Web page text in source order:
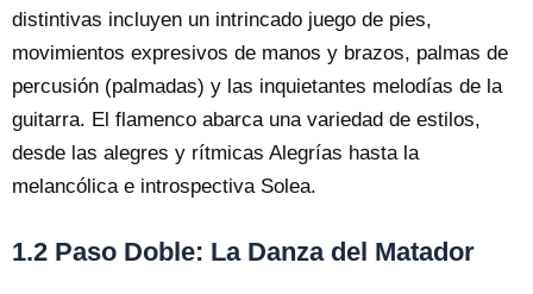
distintivas incluyen un intrincado juego de pies,
movimientos expresivos de manos y brazos, palmas de
percusión (palmadas) y las inquietantes melodías de la
guitarra. El flamenco abarca una variedad de estilos,
desde las alegres y rítmicas Alegrías hasta la
melancólica e introspectiva Solea.
1.2 Paso Doble: La Danza del Matador